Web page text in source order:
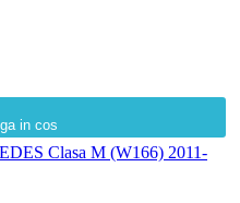
in cos